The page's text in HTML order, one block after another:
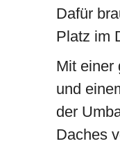
Dafür
Platz im
Mit einer
und
der
Daches